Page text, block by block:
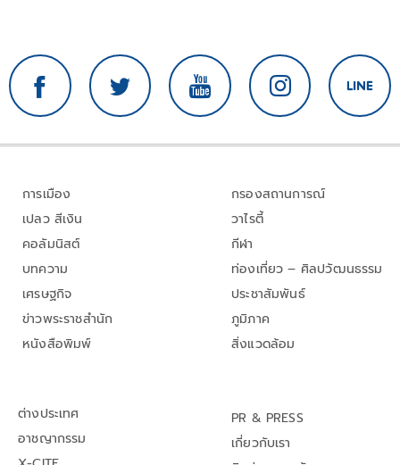
การเมือง
เปลว สีเงิน
คอลัมนิสต์
บทความ
เศรษฐกิจ
ข่าวพระราชสำนัก
หนังสือพิมพ์
กรองสถานการณ์
วาไรตี้
กีฬา
ท่องเที่ยว – ศิลปวัฒนธรรม
ประชาสัมพันธ์
ภูมิภาค
สิ่งแวดล้อม
ต่างประเทศ
อาชญากรรม
PR & PRESS
เกี่ยวกับเรา